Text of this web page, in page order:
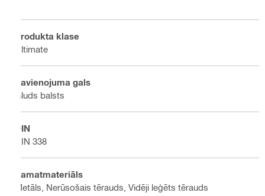
Produkta klase
Ultimate
Savienojuma gals
Gluds balsts
DIN
DIN 338
Pamatmateriāls
Metāls, Nerūsošais tērauds, Vidēji leģēts tērauds